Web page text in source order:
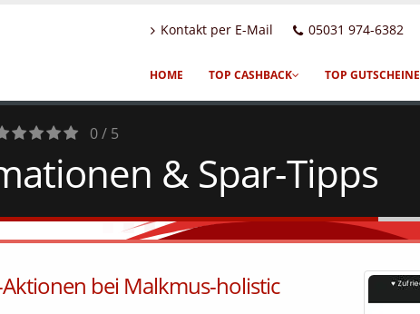
Kontakt per E-Mail 05031 974-6382
HOME TOP CASHBACK TOP GUTSCHEINE
0 / 5
& Spar-Tipps
bei Malkmus-holistic